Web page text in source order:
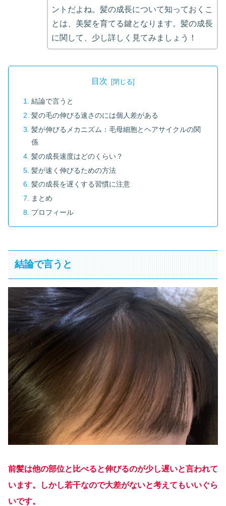
ントだよね。髪の成長について知っておくこ
とは、美髪を育てる鍵となります。髪の成長
に関して、少し詳しく見てみましょう！
目次
結論で言うと
髪の毛の伸びる速さのには個人差がある
髪が伸びるメカニズム：毛母細胞とヘアサイクルの関
係
髪の成長速度はどのくらい？
髪が速く伸びるための方法
髪の成長を遅くする習慣に注意
まとめ
プロフィール
結論で言うと
前髪は他の部位と比べると伸びるのが少し遅いと言われて
います。しかし若干なので大差がないと考えてもいいぐら
いです。